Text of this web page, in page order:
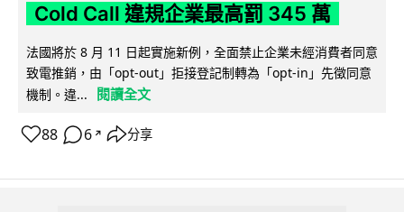
Cold Call 違規企業最高罰 345 萬
法國將於 8 月 11 日起實施新例，全面禁止企業未經消費者同意
致電推銷，由「opt-out」拒接登記制轉為「opt-in」先徵同意
機制。違...
閱讀全文
88 6 ↗ 分享